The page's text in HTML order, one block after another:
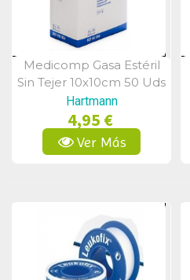
Vista Rápida
Medicomp Gasa Estéril
Sin Tejer 10x10cm 50 Uds
Hartmann
4,95 €
Ver Más